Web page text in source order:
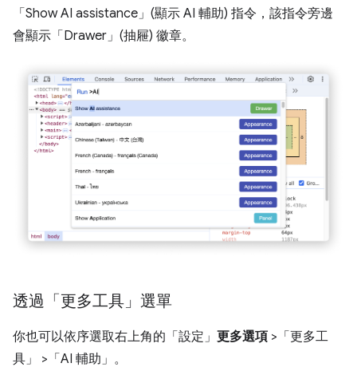
「Show AI assistance」(顯示 AI 輔助) 指令，該指令旁邊
會顯示「Drawer」(抽屜) 徽章。
透過「更多工具」選單
你也可以依序選取右上角的「設定」 更多選項 >「更多工
具」
>「AI 輔助」 。